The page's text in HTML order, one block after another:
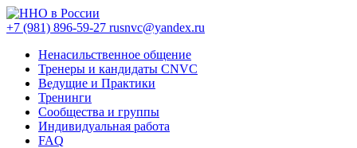
+7 (981) 896-59-27 rusnvc@yandex.ru
Ненасильственное общение
Тренеры и кандидаты CNVC
Ведущие и Практики
Тренинги
Сообщества и группы
Индивидуальная работа
FAQ